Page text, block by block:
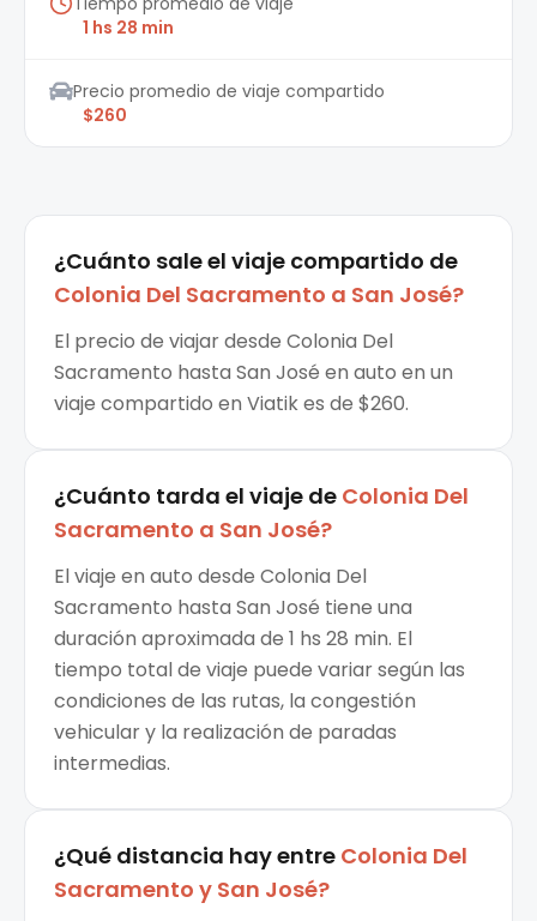
1 hs 28 min
Precio promedio de viaje compartido
$260
¿Cuánto sale el viaje compartido de
Colonia Del Sacramento a San José?
El precio de viajar desde Colonia Del
Sacramento hasta San José en auto en un
viaje compartido en Viatik es de $260.
¿Cuánto tarda el viaje de Colonia Del
Sacramento a San José?
El viaje en auto desde Colonia Del
Sacramento hasta San José tiene una
duración aproximada de 1 hs 28 min. El
tiempo total de viaje puede variar según las
condiciones de las rutas, la congestión
vehicular y la realización de paradas
intermedias.
¿Qué distancia hay entre Colonia Del
Sacramento y San José?